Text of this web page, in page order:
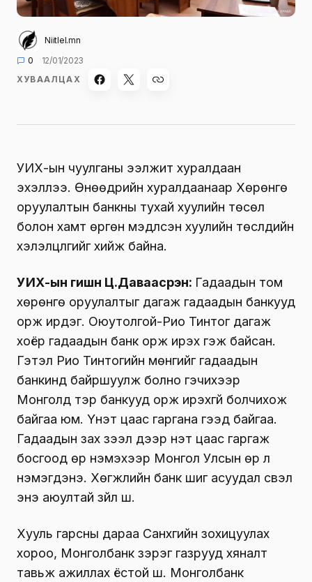
Niitlel.mn
0
12/01/2023
ХУВААЛЦАХ
УИХ-ын чуулганы ээлжит хуралдаан
эхэллээ. Өнөөдрийн хуралдаанаар Хөрөнгө
оруулалтын банкны тухай хуулийн төсөл
болон хамт өргөн мэдүүлсэн хуулийн төслүүдийн
хэлэлцүүлгийг хийж байна.
УИХ-ын гишүүн Ц.Даваасүрэн: Гадаадын том
хөрөнгө оруулалтыг дагаж гадаадын банкууд
орж ирдэг. Оюутолгой-Рио Тинтог дагаж
хоёр гадаадын банк орж ирэх гэж байсан.
Гэтэл Рио Тинтогийн мөнгийг гадаадын
банкинд байршуулж болно гэчихээр
Монголд тэр банкууд орж ирэхгүй болчихож
байгаа юм. Үнэт цаас гаргана гээд байгаа.
Гадаадын зах зээл дээр үнэт цаас гаргаж
босгоод өр нэмэхээр Монгол Улсын өр л
нэмэгдэнэ. Хөгжлийн банк шиг асуудал үүсвэл
энэ аюултай зүйл шүү.
Хууль гарсны дараа Санхүүгийн зохицуулах
хороо, Монголбанк зэрэг газрууд хяналт
тавьж ажиллах ёстой шүү. Монголбанк